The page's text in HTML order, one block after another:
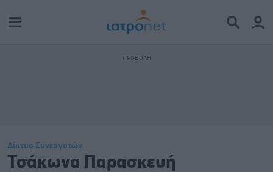
Δίκτυο Συνεργατών
Τσάκωνα Παρασκευή